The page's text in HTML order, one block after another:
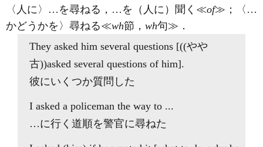
〈人に〉…を尋ねる，…を（人に）聞く≪of≫；〈…
かどうかを〉尋ねる≪wh節， wh句≫ ．
They asked him several questions [((やや
古))asked several questions of him].
彼にいくつか質問した
I asked a policeman the way to ...
…に行く道順を警官に尋ねた